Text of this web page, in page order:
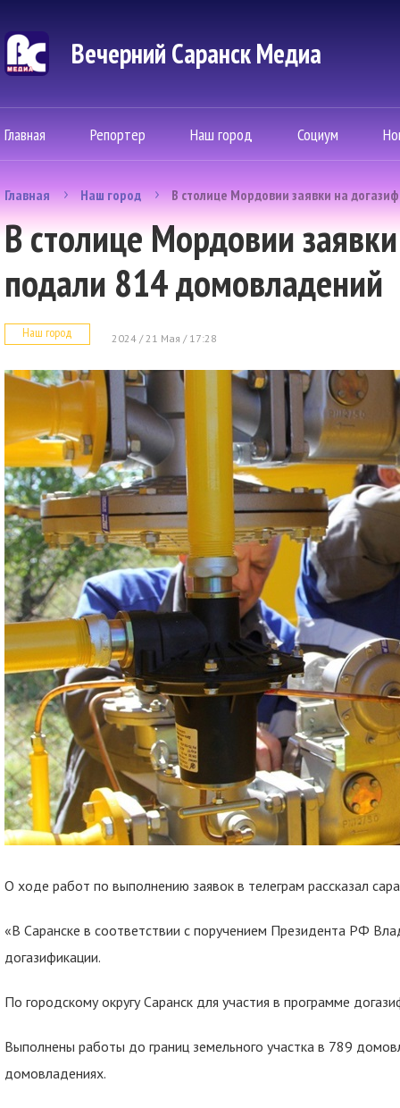
Вечерний Саранск Mедиа
Главная Репортер Наш город Социум
Главная Наш город В столице Мордовии заявки на
В столице Мордовии
подали 814 домовладений
Наш город 2024 / 21 Мая / 17:28
О ходе работ по выполнению заявок в телеграм рассказал
«В Саранске в соответствии с поручением Президента РФ
догазификации.
По городскому округу Саранск для участия в программе
Выполнены работы до границ земельного участка в 789
домовладениях.